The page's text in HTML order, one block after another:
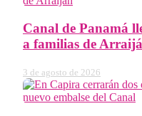
Canal de Panamá
a familias de
3 de agosto de 2026